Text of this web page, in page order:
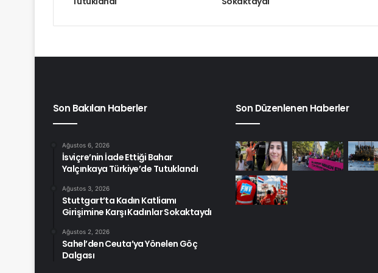
Son Bakılan Haberler
Ağustos 6, 2026
İsviçre’nin İade Ettiği Bahar
Yalçınkaya Türkiye’de Tutuklandı
Ağustos 3, 2026
Stuttgart’ta Kadın Katliamı
Girişimine Karşı Kadınlar Sokaktaydı
Ağustos 2, 2026
Sahel’den Ceuta’ya Yönelen Göç
Dalgası
Son Düzenlenen Haberler